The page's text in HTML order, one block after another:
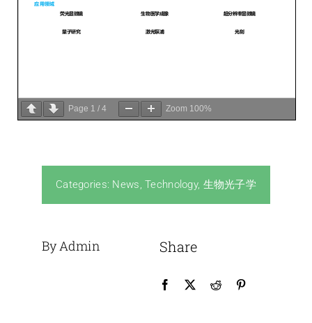
Page 1 / 4 Zoom 100%
Categories: News ,Technology, 生物光子学
By Admin Share